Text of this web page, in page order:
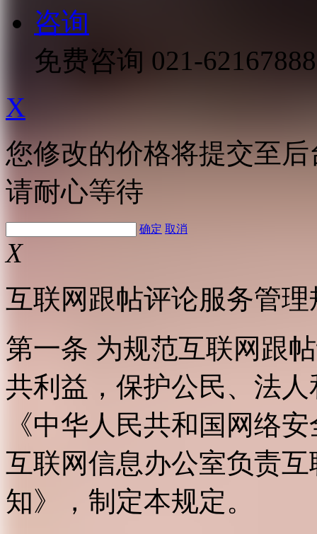
咨询
免费咨询 021-62167888
X
您修改的价格将提交至
请耐心等待
确定 取消
X
互联网跟帖评论服务管理
第一条 为规范互联网跟
共利益，保护公民、法
《中华人民共和国网络
互联网信息办公室负责
知》，制定本规定。